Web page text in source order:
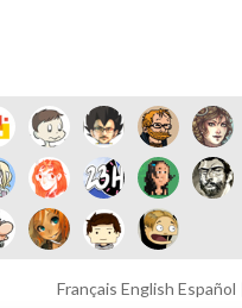
Français English Español